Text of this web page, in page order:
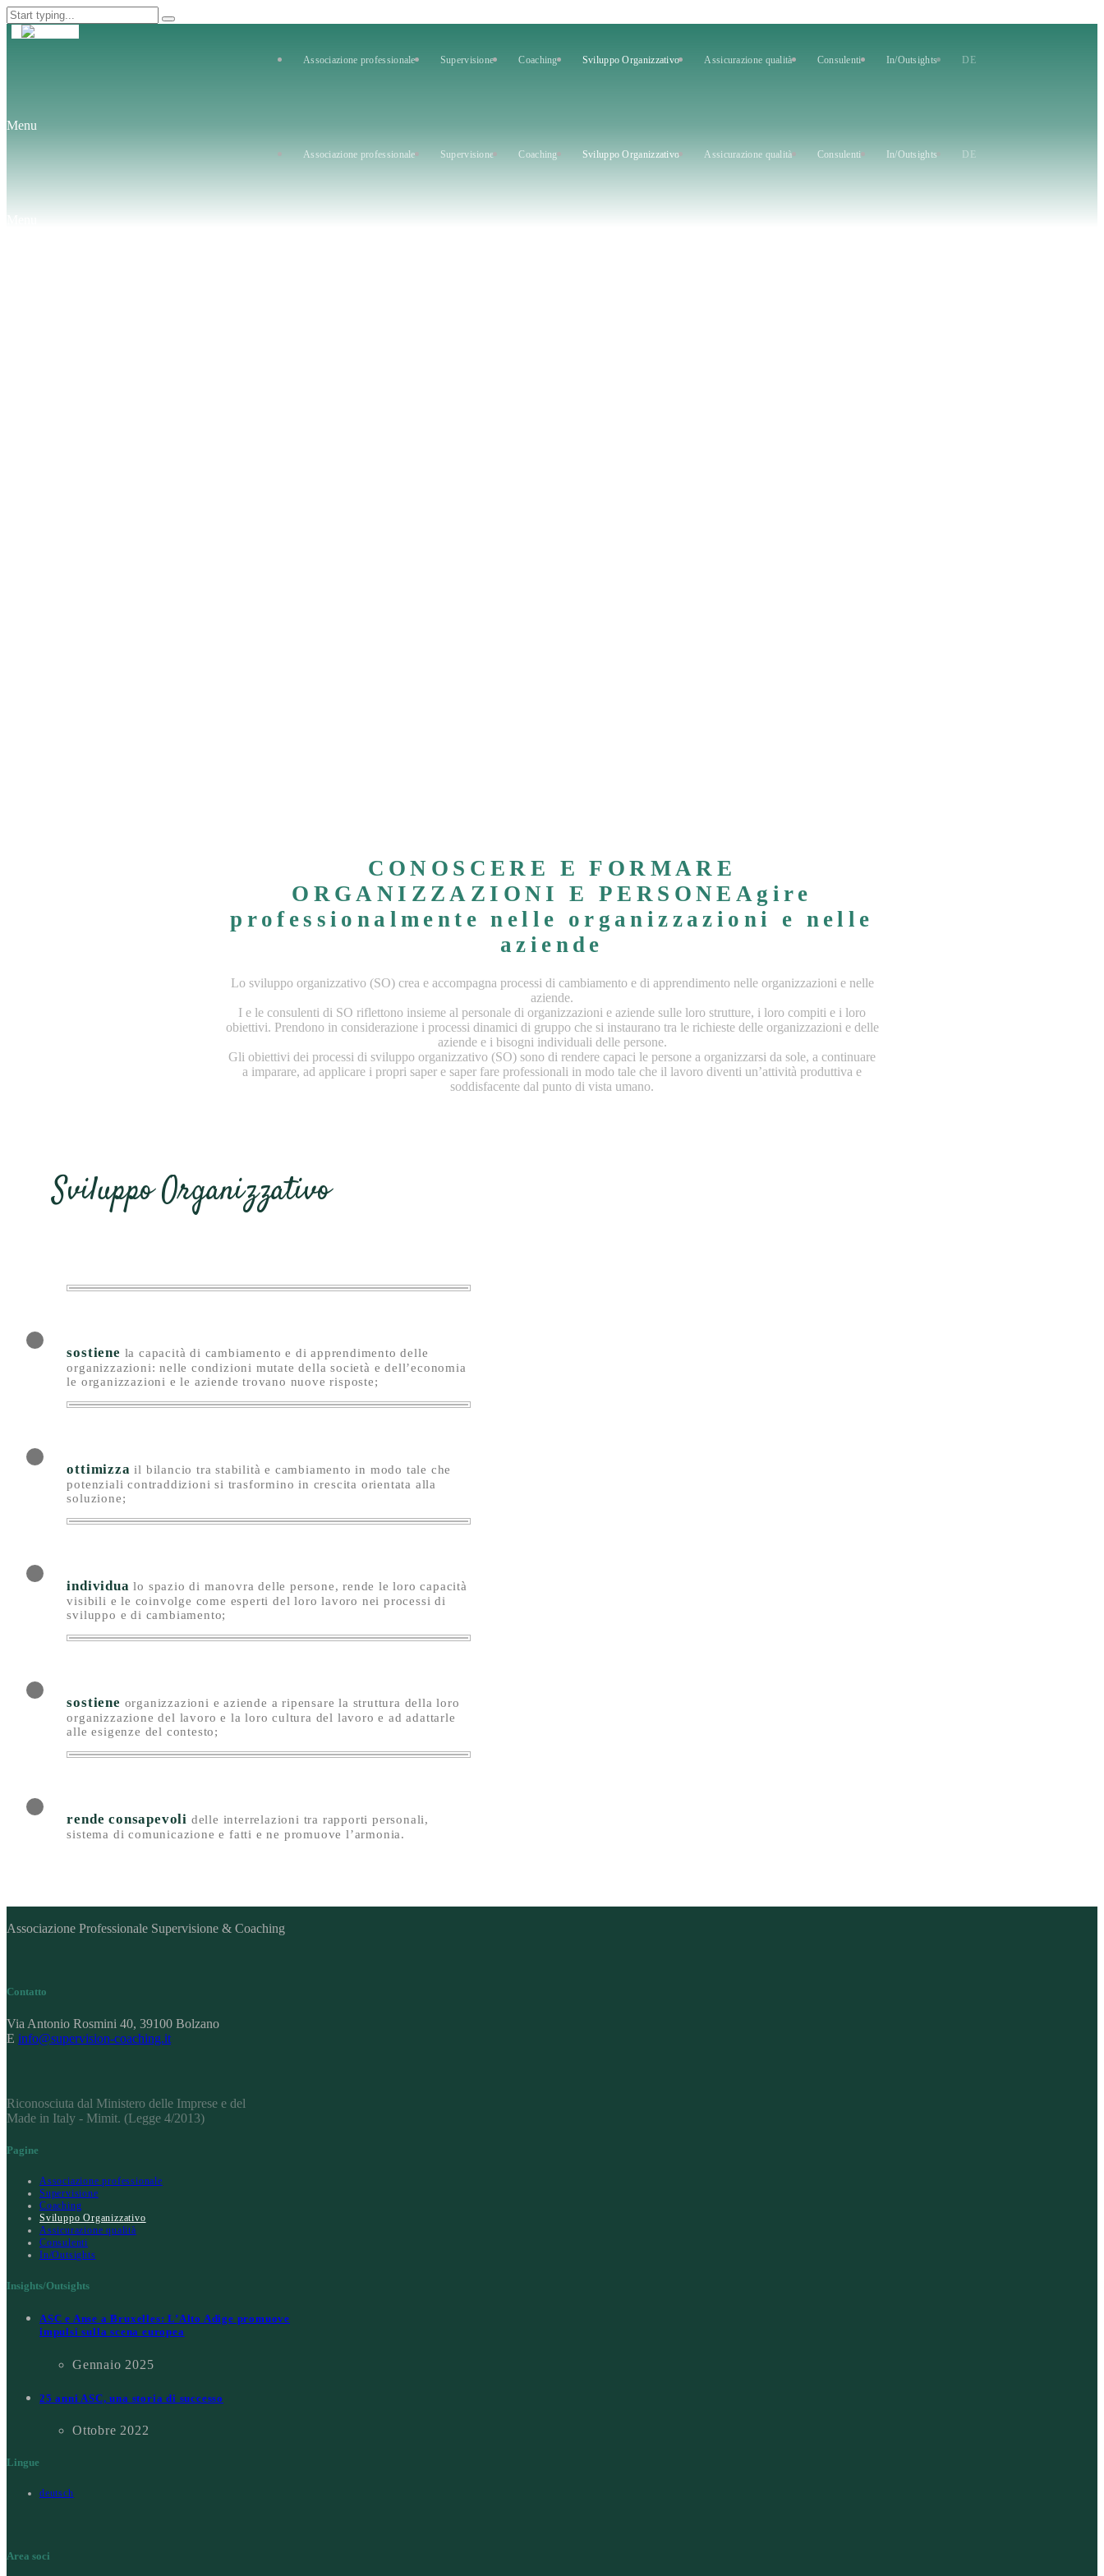
Associazione professionale Supervisione Coaching Sviluppo Organizzativo Assicurazione qualità Consulenti In/Outsights DE
Menu
Associazione professionale Supervisione Coaching Sviluppo Organizzativo Assicurazione qualità Consulenti In/Outsights DE
CONOSCERE E FORMARE
ORGANIZZAZIONI E PERSONE Agire
professionalmente nelle organizzazioni e nelle
aziende
Lo sviluppo organizzativo (SO) crea e accompagna processi di cambiamento e di apprendimento nelle organizzazioni e nelle
aziende.
I e le consulenti di SO riflettono insieme al personale di organizzazioni e aziende sulle loro strutture, i loro compiti e i loro
obiettivi. Prendono in considerazione i processi dinamici di gruppo che si instaurano tra le richieste delle organizzazioni e delle
aziende e i bisogni individuali delle persone.
Gli obiettivi dei processi di sviluppo organizzativo (SO) sono di rendere capaci le persone a organizzarsi da sole, a continuare
a imparare, ad applicare i propri saper e saper fare professionali in modo tale che il lavoro diventi un’attività produttiva e
soddisfacente dal punto di vista umano.
Sviluppo Organizzativo
sostiene la capacità di cambiamento e di apprendimento delle
organizzazioni: nelle condizioni mutate della società e dell’economia
le organizzazioni e le aziende trovano nuove risposte;
ottimizza il bilancio tra stabilità e cambiamento in modo tale che
potenziali contraddizioni si trasformino in crescita orientata alla
soluzione;
individua lo spazio di manovra delle persone, rende le loro capacità
visibili e le coinvolge come esperti del loro lavoro nei processi di
sviluppo e di cambiamento;
sostiene organizzazioni e aziende a ripensare la struttura della loro
organizzazione del lavoro e la loro cultura del lavoro e ad adattarle
alle esigenze del contesto;
rende consapevoli delle interrelazioni tra rapporti personali,
sistema di comunicazione e fatti e ne promuove l’armonia.
Associazione Professionale Supervisione & Coaching
Contatto
Via Antonio Rosmini 40, 39100 Bolzano
E info@supervision-coaching.it
Riconosciuta dal Ministero delle Imprese e del
Made in Italy - Mimit. (Legge 4/2013)
Pagine
Associazione professionale
Supervisione
Coaching
Sviluppo Organizzativo
Assicurazione qualità
Consulenti
In/Outsights
Insights/Outsights
ASC e Anse a Bruxelles: L’Alto Adige promuove
impulsi sulla scena europea
Gennaio 2025
25 anni ASC, una storia di successo
Ottobre 2022
Lingue
deutsch
Area soci